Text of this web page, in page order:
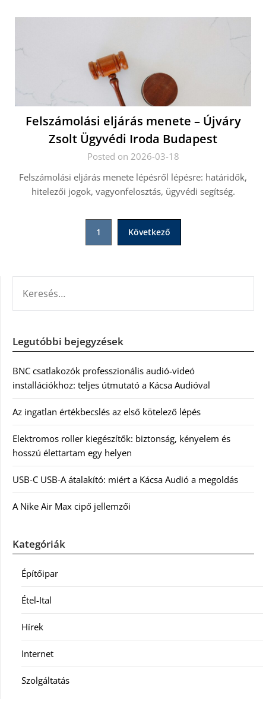
Felszámolási eljárás menete – Újváry
Zsolt Ügyvédi Iroda Budapest
Posted on 2026-03-18
Felszámolási eljárás menete lépésről lépésre: határidők,
hitelezői jogok, vagyonfelosztás, ügyvédi segítség.
1 Következő
Legutóbbi bejegyzések
BNC csatlakozók professzionális audió-videó
installációkhoz: teljes útmutató a Kácsa Audióval
Az ingatlan értékbecslés az első kötelező lépés
Elektromos roller kiegészítők: biztonság, kényelem és
hosszú élettartam egy helyen
USB-C USB-A átalakító: miért a Kácsa Audió a megoldás
A Nike Air Max cipő jellemzői
Kategóriák
Építőipar
Étel-Ital
Hírek
Internet
Szolgáltatás